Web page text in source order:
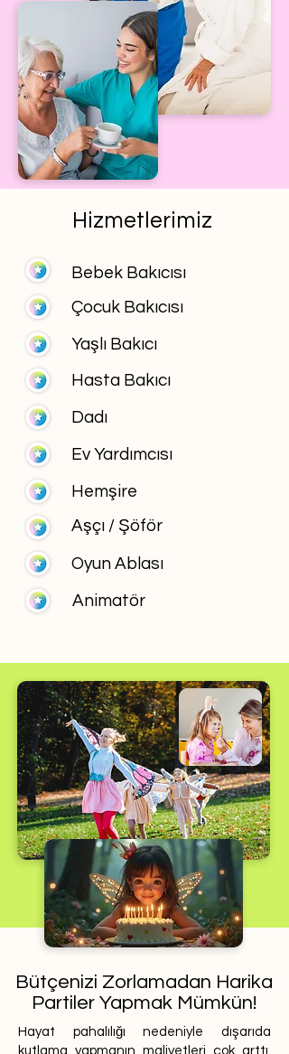
Hizmetlerimiz
Bebek Bakıcısı
Çocuk Bakıcısı
Yaşlı Bakıcı
Hasta Bakıcı
Dadı
Ev Yardımcısı
Hemşire
Aşçı / Şöför
Oyun Ablası
Animatör
Bütçenizi Zorlamadan Harika
Partiler Yapmak Mümkün!
Hayat pahalılığı nedeniyle dışarıda
kutlama yapmanın maliyetleri çok arttı.